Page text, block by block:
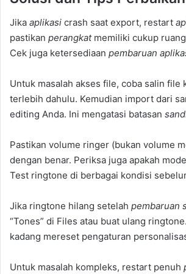
Jika aplikasi crash saat export, restart
pastikan perangkatmemiliki cukup
Cek juga ketersediaan pembaruan
Untuk masalah akses file, coba salin file
terlebih dahulu. Kemudian import dari
editing Anda. Ini mengatasi batasan
Pastikan volume ringer (bukan volume
dengan benar. Periksa juga apakah
Test ringtone di berbagai kondisi
Jika ringtone hilang setelah pembaruan
“Tones” di Files atau buat ulang ringtone.
kadang mereset pengaturan
Untuk masalah kompleks, restart penuh